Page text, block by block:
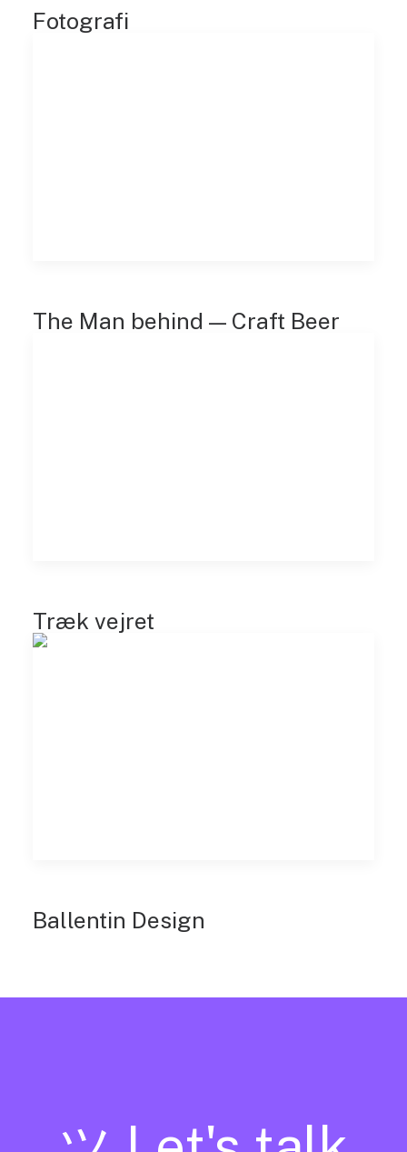
Fotografi
The Man behind — Craft Beer
Træk vejret
Ballentin Design